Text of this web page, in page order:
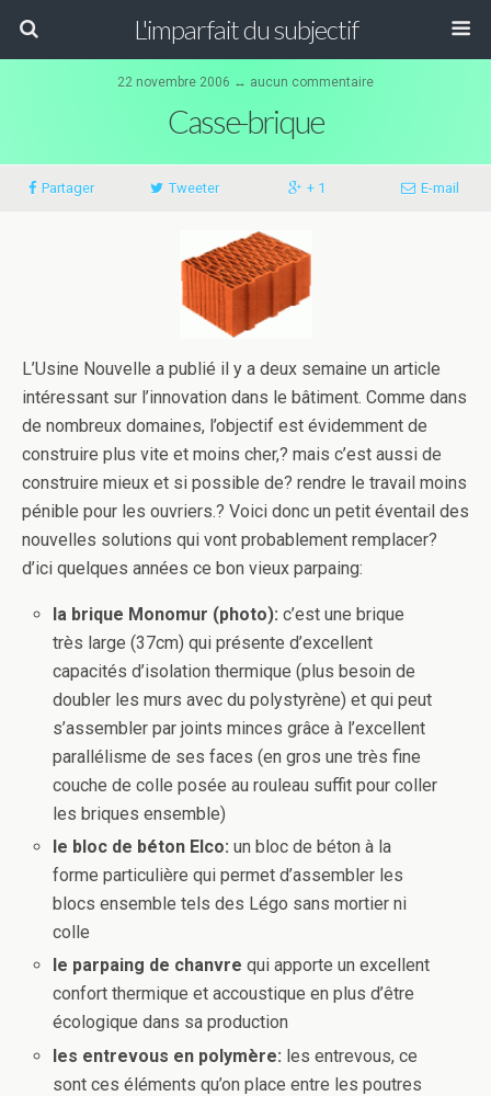
L'imparfait du subjectif
22 novembre 2006 ↔ aucun commentaire
Casse-brique
Partager Tweeter + 1 E-mail
L’Usine Nouvelle a publié il y a deux semaine un article
intéressant sur l’innovation dans le bâtiment. Comme dans
de nombreux domaines, l’objectif est évidemment de
construire plus vite et moins cher,? mais c’est aussi de
construire mieux et si possible de? rendre le travail moins
pénible pour les ouvriers.? Voici donc un petit éventail des
nouvelles solutions qui vont probablement remplacer?
d’ici quelques années ce bon vieux parpaing:
la brique Monomur (photo): c’est une brique
très large (37cm) qui présente d’excellent
capacités d’isolation thermique (plus besoin de
doubler les murs avec du polystyrène) et qui peut
s’assembler par joints minces grâce à l’excellent
parallélisme de ses faces (en gros une très fine
couche de colle posée au rouleau suffit pour coller
les briques ensemble)
le bloc de béton Elco: un bloc de béton à la
forme particulière qui permet d’assembler les
blocs ensemble tels des Légo sans mortier ni
colle
le parpaing de chanvre qui apporte un excellent
confort thermique et accoustique en plus d’être
écologique dans sa production
les entrevous en polymère: les entrevous, ce
sont ces éléments qu’on place entre les poutres